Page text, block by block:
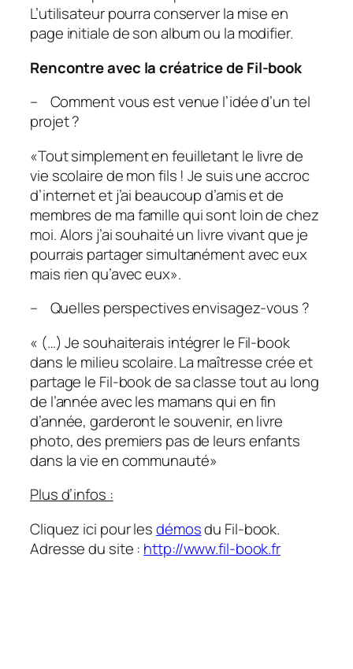
L’utilisateur pourra conserver la mise en
page initiale de son album ou la modifier.
Rencontre avec la créatrice de Fil-book
– Comment vous est venue l’idée d’un tel
projet ?
«Tout simplement en feuilletant le livre de
vie scolaire de mon fils ! Je suis une accroc
d’internet et j’ai beaucoup d’amis et de
membres de ma famille qui sont loin de chez
moi. Alors j’ai souhaité un livre vivant que je
pourrais partager simultanément avec eux
mais rien qu’avec eux».
– Quelles perspectives envisagez-vous ?
« (…)Je souhaiterais intégrer le Fil-book
dans le milieu scolaire. La maîtresse crée et
partage le Fil-book de sa classe tout au long
de l’année avec les mamans qui en fin
d’année, garderont le souvenir, en livre
photo, des premiers pas de leurs enfants
dans la vie en communauté»
Plus d’infos :
Cliquez ici pour lesdémosdu Fil-book.
Adresse du site : http://www.fil-book.fr